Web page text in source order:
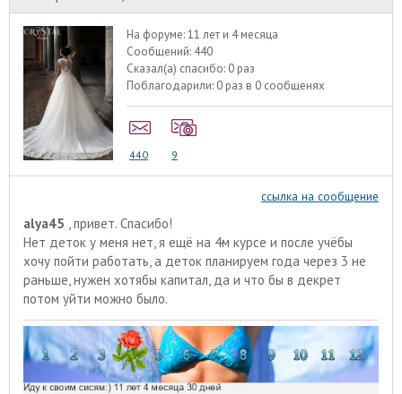
На форуме:11 лет и 4 месяца
Сообщений: 440
Сказал(а) спасибо: 0 раз
Поблагодарили: 0 раз в 0 сообщенях
440 9
ссылка на сообщение
alyа45 , привет. Спасибо!
Нет деток у меня нет, я ещё на 4м курсе и после учёбы
хочу пойти работать, а деток планируем года через 3 не
раньше, нужен хотябы капитал, да и что бы в декрет
потом уйти можно было.